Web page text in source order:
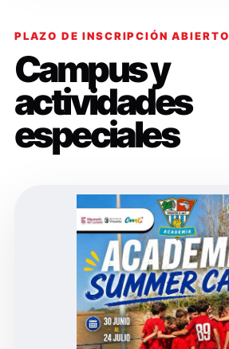
PLAZO DE INSCRIPCIÓN ABIERTO
Campus y
actividades
especiales